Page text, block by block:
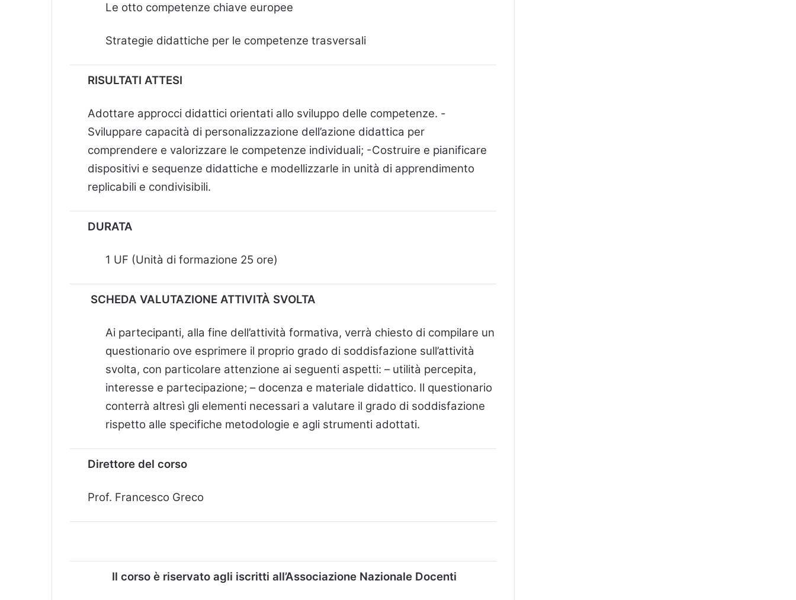
Le otto competenze chiave europee
Strategie didattiche per le competenze trasversali
RISULTATI ATTESI
Adottare approcci didattici orientati allo sviluppo delle competenze. -
Sviluppare capacità di personalizzazione dell’azione didattica per
comprendere e valorizzare le competenze individuali; -Costruire e pianificare
dispositivi e sequenze didattiche e modellizzarle in unità di apprendimento
replicabili e condivisibili.
DURATA
1 UF (Unità di formazione 25 ore)
SCHEDA VALUTAZIONE ATTIVITÀ SVOLTA
Ai partecipanti, alla fine dell’attività formativa, verrà chiesto di compilare un
questionario ove esprimere il proprio grado di soddisfazione sull’attività
svolta, con particolare attenzione ai seguenti aspetti: – utilità percepita,
interesse e partecipazione; – docenza e materiale didattico. Il questionario
conterrà altresì gli elementi necessari a valutare il grado di soddisfazione
rispetto alle specifiche metodologie e agli strumenti adottati.
Direttore del corso
Prof. Francesco Greco
Il corso è riservato agli iscritti all’Associazione Nazionale Docenti